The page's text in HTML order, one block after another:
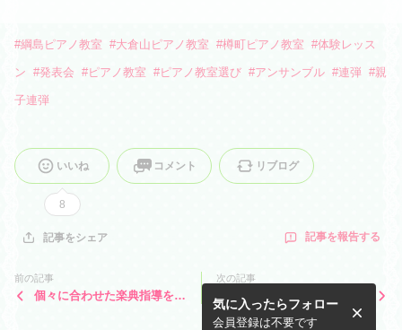
#綱島ピアノ教室 #大倉山ピアノ教室 #樽町ピアノ教室 #体験レッス
ン #発表会 #ピアノ教室 #ピアノ教室選び #アンサンブル #連弾 #親
子連弾
いいね
8
コメント リブログ
記事をシェア 記事を報告する
前の記事
個々に合わせた楽典指導を行
次の記事
新年度の教材が出来上がりま
した！
気に入ったらフォロー
会員登録は不要です